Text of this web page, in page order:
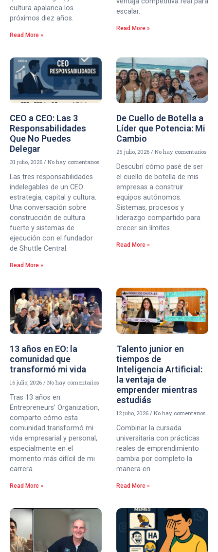
cultura apalanca los
próximos diez años.
Read More »
escalar.
Read More »
CEO a CEO: Las 3
Responsabilidades
Que No Puedes
Delegar
31 julio, 2026 No hay comentarios
Las tres responsabilidades
indelegables de un CEO:
estrategia, capital y cultura.
Una conversación sobre
construcción de cultura
fuerte y sistemas de
ejecución con el fundador
de Shuttle Central.
Read More »
De Cuello de Botella a
Líder que Potencia: Mi
Cambio
25 julio, 2026 No hay comentarios
Descubrí cómo pasé de ser
el cuello de botella de mis
empresas a construir
equipos autónomos.
Sistemas, procesos y
liderazgo compartido para
crecer sin límites.
Read More »
13 años en EO: la
comunidad que
transformó mi vida
16 julio, 2026 No hay comentarios
Tras 13 años en
Entrepreneurs’ Organization,
comparto cómo esta
comunidad transformó mi
vida empresarial y personal,
especialmente en el
momento más difícil de mi
carrera.
Read More »
Talento junior en
tiempos de
Inteligencia Artificial:
la ventaja de
emprender mientras
estudiás
12 julio, 2026 No hay comentarios
Combinar la cursada
universitaria con prácticas
reales de emprendimiento
cambia por completo la
manera en
Read More »